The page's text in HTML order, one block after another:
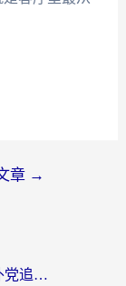
章 →
央视影音当前地区版权受限？海外党追剧看片的终极解决方案来了